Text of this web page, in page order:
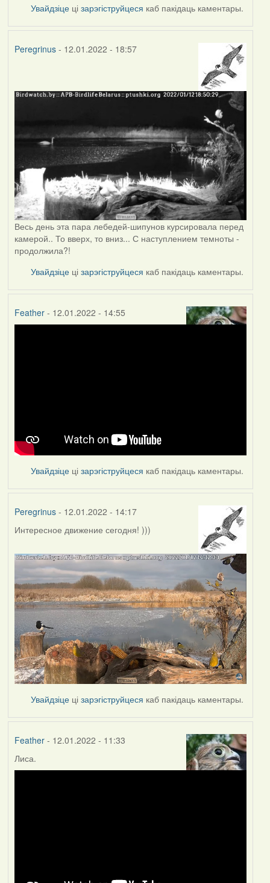
Увайдзіце цізарэгіструйцеся каб пакідаць каментары.
Peregrinus- 12.01.2022 - 18:57
Весь день эта пара лебедей-шипунов курсировала перед
камерой.. То вверх, то вниз... С наступлением темноты -
продолжила?!
Увайдзіце цізарэгіструйцеся каб пакідаць каментары.
Feather- 12.01.2022 - 14:55
Увайдзіце цізарэгіструйцеся каб пакідаць каментары.
Peregrinus- 12.01.2022 - 14:17
Интересное движение сегодня! )))
Увайдзіце цізарэгіструйцеся каб пакідаць каментары.
Feather- 12.01.2022 - 11:33
Лиса.